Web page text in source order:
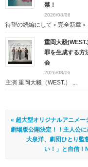
禁！
2026/08/06
待望の続編にして＜完全新章＞
重岡大毅
罪を生成する方
会
2026/08/06
主演 重岡大毅（WEST.） ...
« 超大型オリジナルアニメ
劇場版公開決定！！主人公
大泉洋、劇団ひとり監
い！」と自信！